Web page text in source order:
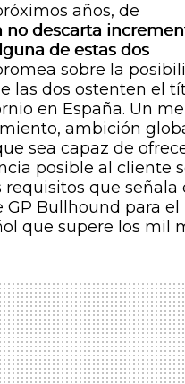
años, de
no descarta
de estas dos
sobre la
las dos ostenten el
en España. Un
ambición
sea capaz de
posible al cliente
que señala
GP Bullhound para
que supere los mil